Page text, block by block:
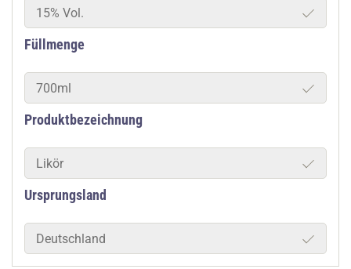
15% Vol.
Füllmenge
700ml
Produktbezeichnung
Likör
Ursprungsland
Deutschland